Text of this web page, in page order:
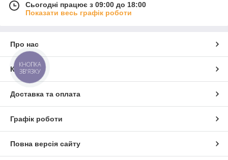
Сьогодні працює з 09:00 до 18:00
Показати весь графік роботи
Про нас
Контакти
Доставка та оплата
Графік роботи
Повна версія сайту
КНОПКА
ЗВ'ЯЗКУ